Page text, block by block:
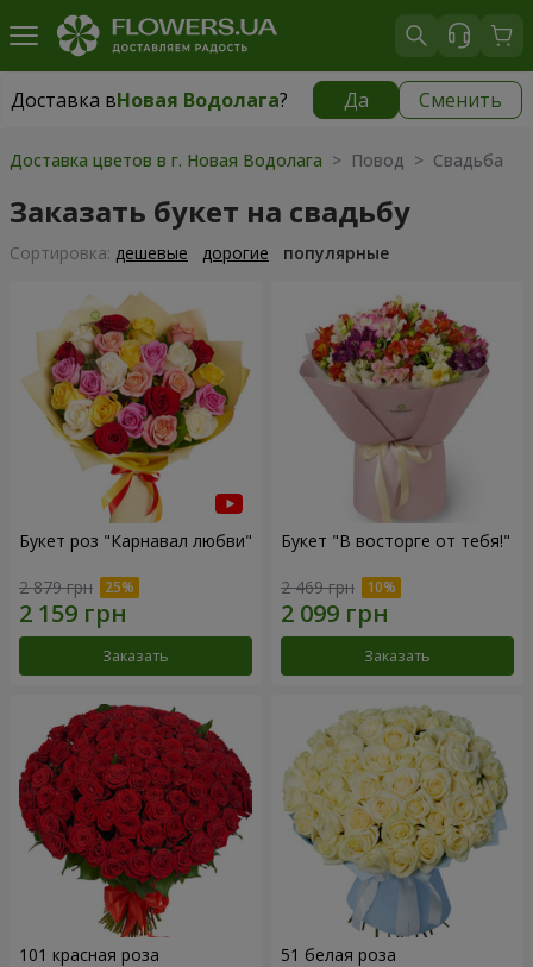
Доставка вНовая Водолага? Да Сменить
Доставка вНовая Водолага|754 грн
Доставка цветов в г. Новая Водолага > Повод > Свадьба
Заказать букет на свадьбу
Cортировка: дешевые дорогие популярные
Букет роз "Карнавал любви"
2 879 грн
Заказать
Букет "В восторге от тебя!"
2 469 грн
Заказать
101 красная роза 51 белая роза